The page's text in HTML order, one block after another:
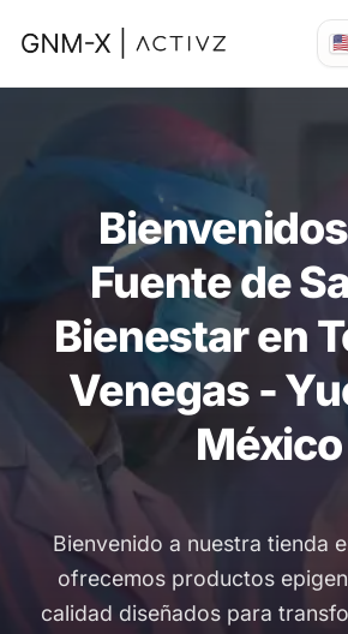
Fuente de
Bienestar en
Venegas -
México
Bienvenido a nuestra tienda
ofrecemos productos
calidad diseñados para